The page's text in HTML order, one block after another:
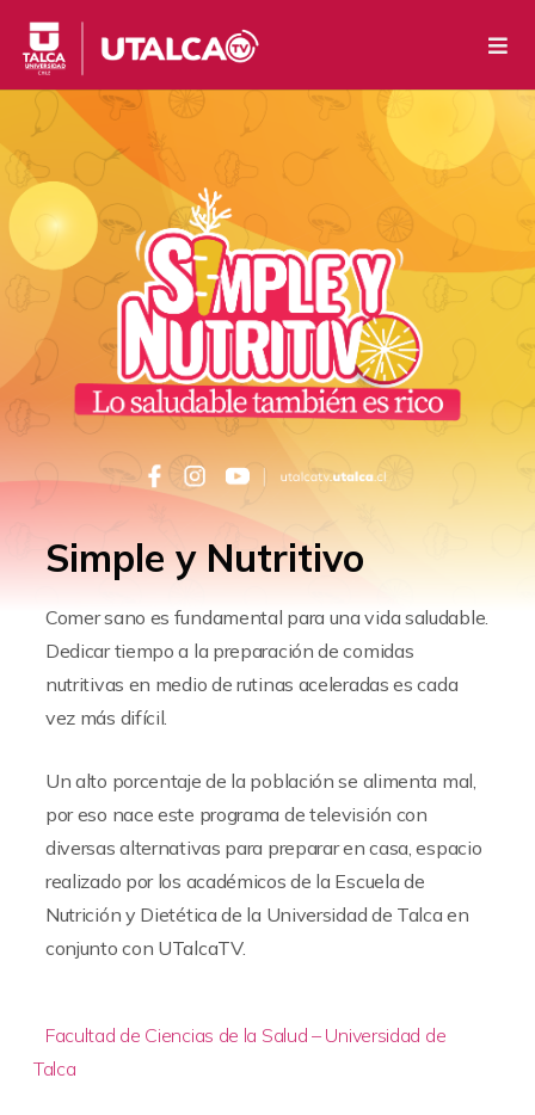
Simple y Nutritivo
Comer sano es fundamental para una vida saludable.
Dedicar tiempo a la preparación de comidas
nutritivas en medio de rutinas aceleradas es cada
vez más difícil.
Un alto porcentaje de la población se alimenta mal,
por eso nace este programa de televisión con
diversas alternativas para preparar en casa, espacio
realizado por los académicos de la Escuela de
Nutrición y Dietética de la Universidad de Talca en
conjunto con UTalcaTV.
Facultad de Ciencias de la Salud – Universidad de
Talca